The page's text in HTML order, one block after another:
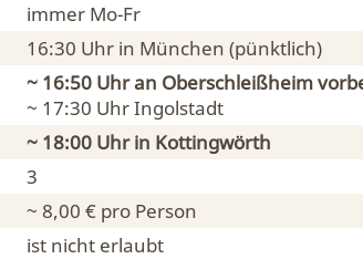
immer Mo-Fr
16:30 Uhr in München (pünktlich)
~ 16:50 Uhr an Oberschleißheim
~ 17:30 UhrIngolstadt
~ 18:00 Uhr in Kottingwörth
3
~ 8,00 € pro Person
ist nicht erlaubt